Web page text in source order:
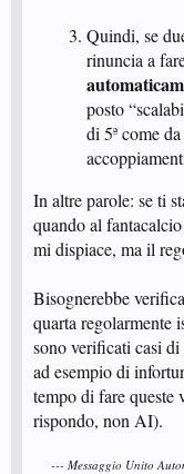
Quindi, se
rinuncia a
posto
di 5ª come
In altre parole: se ti
quando al
mi dispiace, ma il
Bisognerebbe
quarta regolarmente
sono verificati casi
ad esempio di
tempo di fare queste
rispondo, non AI).
--- Messaggio Unito